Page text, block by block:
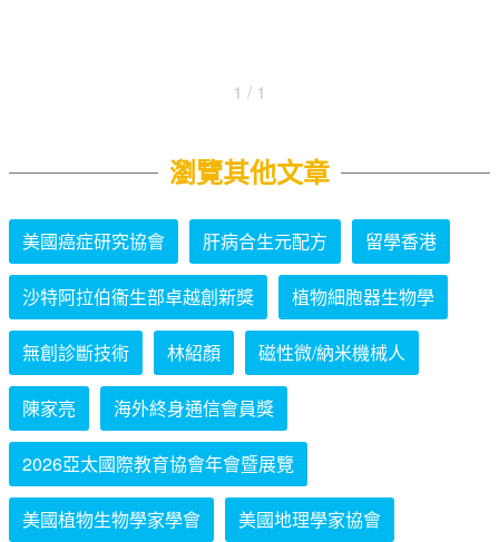
1 / 1
瀏覽其他文章
美國癌症研究協會 肝病合生元配方 留學香港
沙特阿拉伯衞生部卓越創新獎 植物細胞器生物學
無創診斷技術 林紹顏 磁性微/納米機械人
陳家亮 海外終身通信會員獎
2026亞太國際教育協會年會暨展覽
美國植物生物學家學會 美國地理學家協會